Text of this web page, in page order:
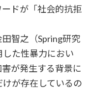
ドが「社会的抗拒
田智之（Spring研究
た性暴力におい
が発生する背景に
が存在しているの